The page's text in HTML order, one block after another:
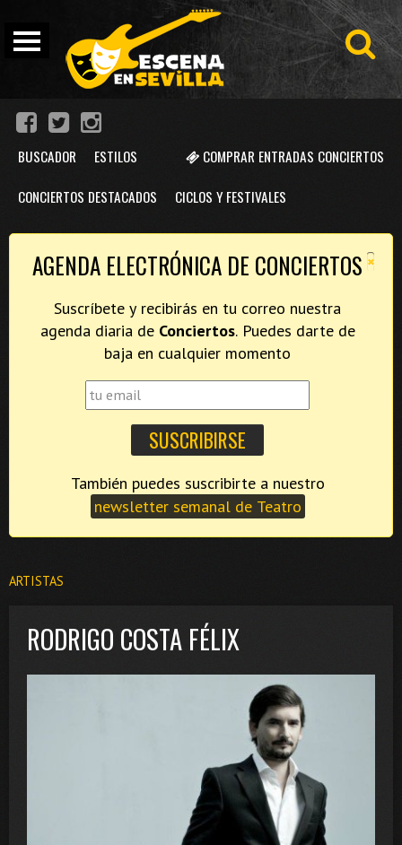
COMPRAR ENTRADAS CONCIERTOS
BUSCADOR ESTILOS
CONCIERTOS DESTACADOS CICLOS Y FESTIVALES
×
AGENDA ELECTRÓNICA DE CONCIERTOS
Suscríbete y recibirás en tu correo nuestra
agenda diaria de Conciertos. Puedes darte de
baja en cualquier momento
newsletter semanal de Teatro
ARTISTAS
RODRIGO COSTA FÉLIX